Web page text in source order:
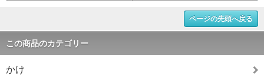
ページの先頭へ戻る
この商品のカテゴリー
かけ